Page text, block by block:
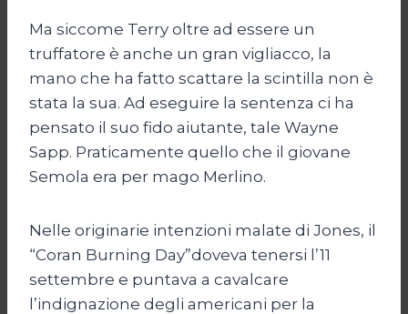
Ma siccome Terry oltre ad essere un
truffatore è anche un gran vigliacco, la
mano che ha fatto scattare la scintilla non è
stata la sua. Ad eseguire la sentenza ci ha
pensato il suo fido aiutante, tale Wayne
Sapp. Praticamente quello che il giovane
Semola era per mago Merlino.
Nelle originarie intenzioni malate di Jones, il
“Coran Burning Day”doveva tenersi l’11
settembre e puntava a cavalcare
l’indignazione degli americani per la